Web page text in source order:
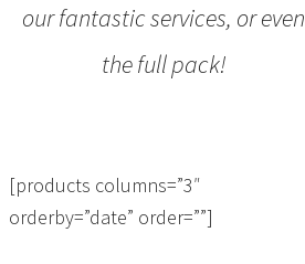
our fantastic services, or even
the full pack!
[products columns=”3″
orderby=”date” order=””]